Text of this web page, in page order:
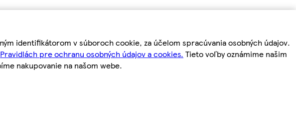
identifikátorom v súboroch cookie, za účelom spracúvania osobných údajov.
Pravidlách pre ochranu osobných údajov a cookies. Tieto voľby oznámime našim
nakupovanie na našom webe.